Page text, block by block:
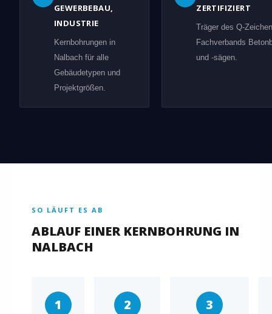
GEWERBEBAU,
INDUSTRIE
Kernbohrungen in
Nalbach für alle
Gebäudetypen und
Projektgrößen.
ZERTIFIZIERT
Träger des Q-
Fachverbands
und -sägen.
SO LÄUFT ES AB
ABLAUF EINER KERNBOHRUNG IN
NALBACH
1 2 3